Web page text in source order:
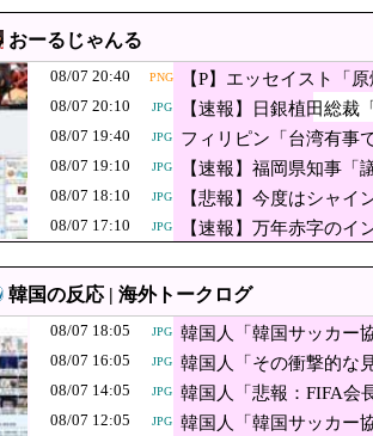
からだよ」
韓国人「人間冷蔵庫は日本が作ったから絶対
共通する要因「若年」「低収入」「ネット・SNS情報」
韓国人「半導体偏重の逆襲…KOSPIが9.99%急落、サーキ
熊本県知事、オールドメディアの被災者、遺族への取材
石破茂前総理「ウクライナが核放棄しなけれ
韓国人「日本のアニメ業界で100年続いてい
経済大国の日本、世界に売るものがなさすぎて史上初め
【悲報】今度はシャインマスカッ
う」
韓国人「韓国人の日本への好感度が最高記録を達成した
化石賞だの御高説を宣っていたヨ
けてしまい……
【！】左派「広島平和式典で女子児童を警察
活動家では？」
【悲報】円安容認派「円安は輸出が伸びで日
おーるじゃんる
08/07 20:40 PNG
【P】エッセイスト「
ロック
08/07 20:10 JPG 【速報】日銀植田総裁
08/07 19:40 JPG フィリピン「台湾有事
08/07 19:10 JPG 【速報】福岡県知事
08/07 18:10 JPG 【悲報】今度はシャイ
08/07 17:10 JPG 【速報】万年赤字の
韓国の反応 | 海外トークログ
08/07 18:05 JPG
韓国人「韓国サッカー
ﾙﾌﾞﾙ」＝韓国の反応
08/07 16:05 JPG
韓国人「その衝撃的な
（ﾌﾞﾙﾌﾞﾙ」＝韓国の反
08/07 14:05 JPG
韓国人「悲報：FIFA会
＝韓国の反応
08/07 12:05 JPG
韓国人「韓国サッカー